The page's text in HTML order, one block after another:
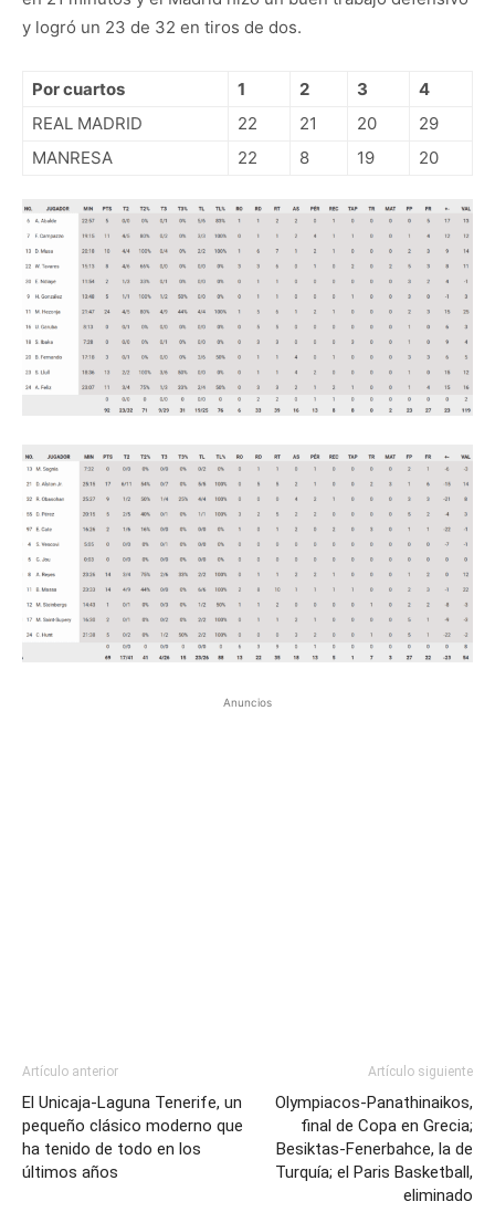
y logró un 23 de 32 en tiros de dos.
Por cuartos 1 2 3
4
REAL MADRID
22 21 20
29
MANRESA
22 8 19 20
Anuncios
Artículo anterior
El Unicaja-Laguna Tenerife, un
pequeño clásico moderno que
ha tenido de todo en los
últimos años
Artículo siguiente
Olympiacos-Panathinaikos,
final de Copa en Grecia;
Besiktas-Fenerbahce, la de
Turquía; el Paris Basketball,
eliminado